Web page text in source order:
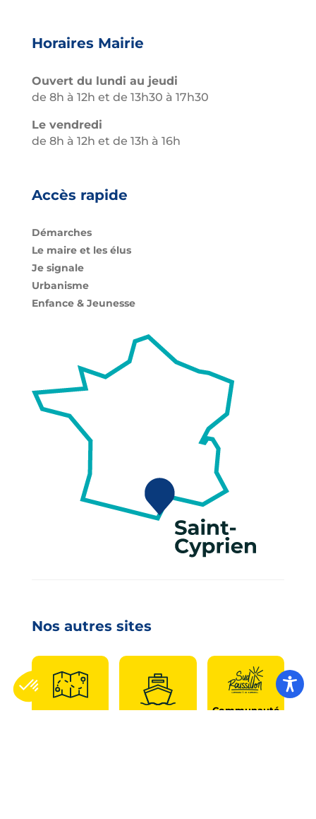
Horaires Mairie
Ouvert du lundi au jeudi
de 8h à 12h et de 13h30 à 17h30
Le vendredi
de 8h à 12h et de 13h à 16h
Accès rapide
Démarches
Le maire et les élus
Je signale
Urbanisme
Enfance & Jeunesse
Nos autres sites
Communauté